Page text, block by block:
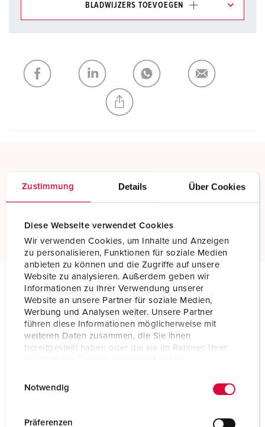
Zustimmung Details Über Cookies
Diese Webseite verwendet Cookies
Wir verwenden Cookies, um Inhalte und Anzeigen
zu personalisieren, Funktionen für soziale Medien
anbieten zu können und die Zugriffe auf unsere
Website zu analysieren. Außerdem geben wir
Informationen zu Ihrer Verwendung unserer
Website an unsere Partner für soziale Medien,
Werbung und Analysen weiter. Unsere Partner
führen diese Informationen möglicherweise mit
weiteren Daten zusammen, die Sie ihnen
bereitgestellt haben oder die sie im Rahmen Ihrer
Notwendig
Präferenzen
BLADWIJZERS TOEVOEGEN
Mijn lijst TOEVOEGEN
NIEUW LIJST MAKEN
Meer informatie
Technische specificaties
Inbouwcontactdoos 3120
Ampère 32 A
Voltage